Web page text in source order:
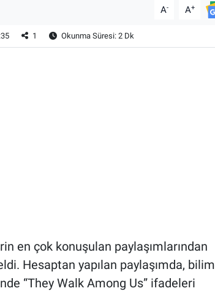
A- A+
1 Okunma Süresi: 2 Dk
en çok konuşulan paylaşımlarından
Hesaptan yapılan paylaşımda, bilim
“They Walk Among Us” ifadeleri